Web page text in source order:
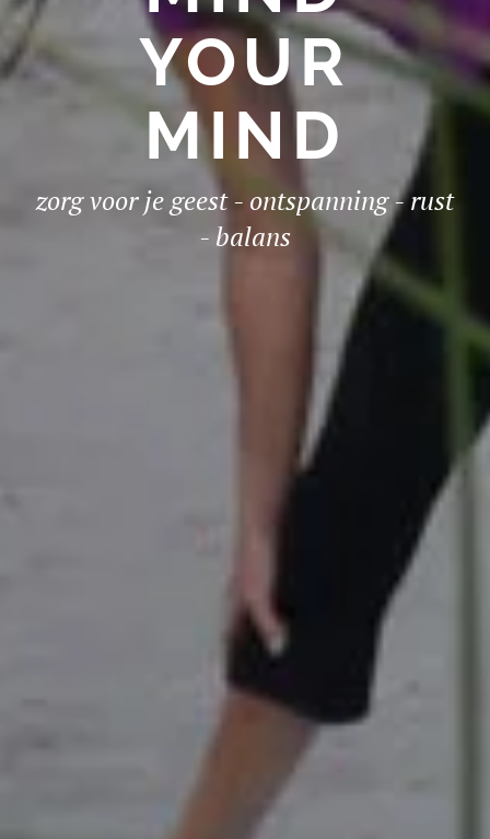
YOUR
MIND
zorg voor je geest - ontspanning - rust
- balans